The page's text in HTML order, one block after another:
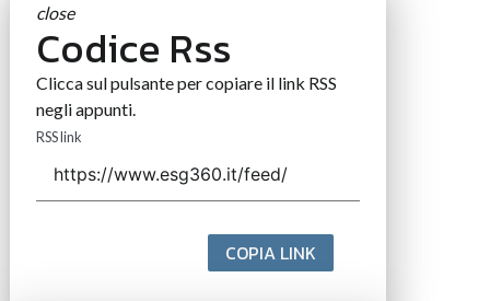
close
Codice Rss
Clicca sul pulsante per copiare il link RSS
negli appunti.
RSS link
COPIA LINK